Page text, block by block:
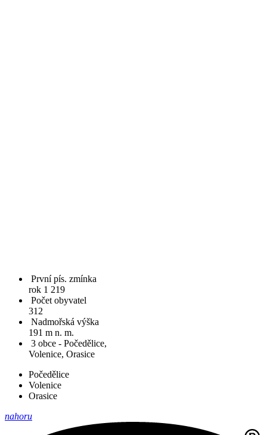
První pís. zmínka
rok 1 219
Počet obyvatel
312
Nadmořská výška
191 m n. m.
3 obce - Počedělice,
Volenice, Orasice
Počedělice
Volenice
Orasice
nahoru